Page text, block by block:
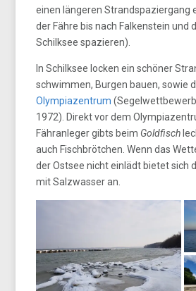
einen längeren Strandspaziergang
der Fähre bis nach Falkenstein und
Schilksee spazieren).
In Schilksee locken ein schöner
schwimmen, Burgen bauen, sowie
Olympiazentrum
1972). Direkt vor dem
Fähranleger gibts beim Goldfisch
auch Fischbrötchen. Wenn das
der Ostsee nicht einlädt bietet sich
mit Salzwasser an.